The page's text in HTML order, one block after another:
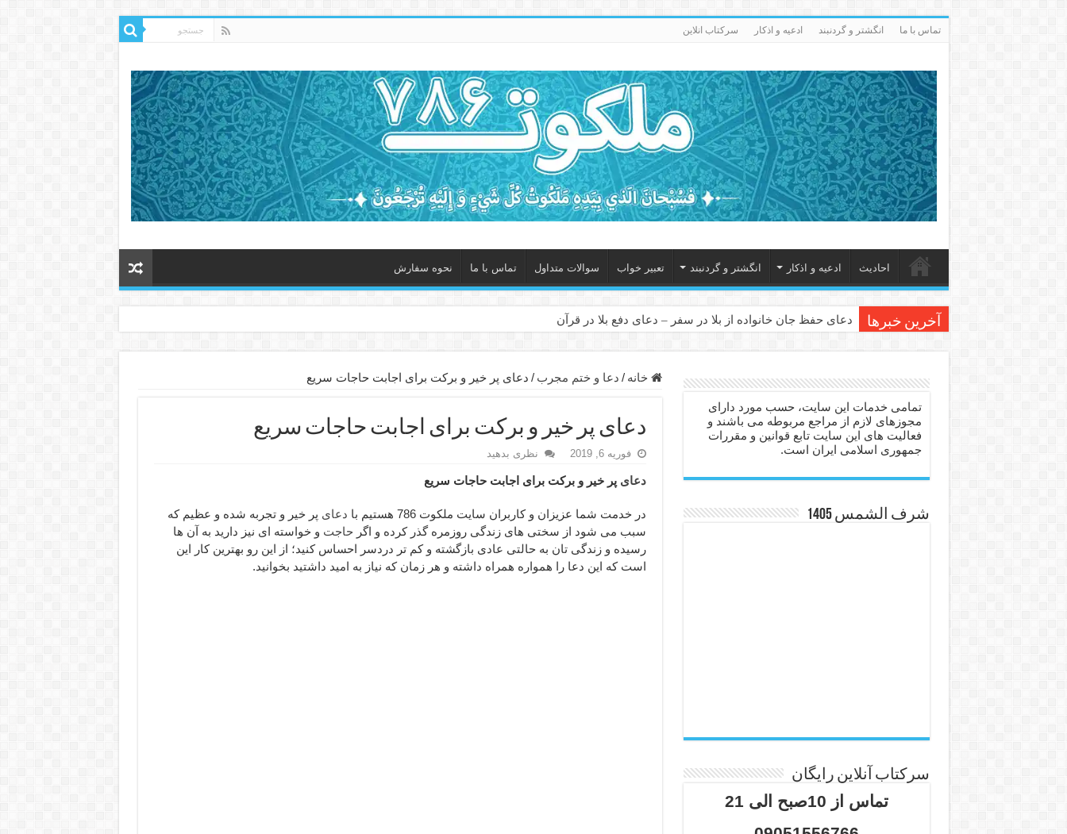
تماس با ما انگشتر و گردنبند ادعيه و اذكار سرکتاب انلاین
احاديث ادعيه و اذكار انگشتر و گردنبند تعبیر خواب سوالات متداول تماس با ما نحوه سفارش
آخرین خبرها دعای حفظ جان خانواده از بلا در سفر – دعای دفع بلا در قرآن
دعا برای عاشق شدن طرف مقابل – عاشق کردن طرف مقابل از راه دور
دعای حفظ جان عزیزان از بلا در سفر – دعا برای رفع حوادث بد روزانه
انواع ذکرهای الهی و خواص آن – مجرب ترین ذکرها برای برآوردن حاجات
دعای روزی و رفع فقر – دعای مجرب برای گشایش مالی و برکت در کار
دعای قوی برای حاجات دنیا و آخرت – حاجت روایی و رفع مشکلات
ختم سوره تکاثر برای جذب ثروت – خواص و برکات سوره تکاثر
دعا قدرت و توانمندی – دعا برای افزایش انرژی بدن و قدرت بازو
دعای ابودردا برای در امان ماندن از بلا – دعای ایمنی از سوختن
خانه / دعا و ختم مجرب / دعای پر خیر و برکت برای اجابت حاجات سریع
دعای پر خیر و برکت برای اجابت حاجات سریع
فوریه 6, 2019 نظری بدهید
دعای پر خیر و برکت برای اجابت حاجات سریع
در خدمت شما عزیزان و کاربران سایت ملکوت 786 هستیم با دعای پر خیر و تجربه شده و عظیم که
سبب می شود از سختی های زندگی روزمره گذر کرده و اگر حاجت و خواسته ای نیز دارید به آن ها
رسیده و زندگی تان به حالتی عادی بازگشته و کم تر دردسر احساس کنید؛ از این رو بهترین کار این
است که این دعا را همواره همراه داشته و هر زمان که نیاز به امید داشتید بخوانید.
تمامی خدمات این سایت، حسب مورد دارای
مجوزهای لازم از مراجع مربوطه می باشند و
فعالیت های این سایت تابع قوانین و مقررات
جمهوری اسلامی ایران است.
شرف الشمس 1405
سرکتاب آنلاین رایگان
تماس از 10صبح الی 21